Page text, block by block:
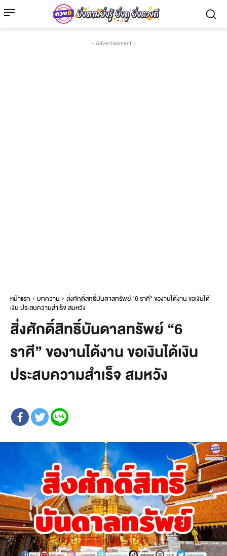
- Advertisement -
หน้าแรก บทความ
สิ่งศักดิ์สิทธิ์บันดาลทรัพย์ "6 ราศี" ของานได้งาน ขอเงินได้
เงิน ประสบความสำเร็จ สมหวัง
สิ่งศักดิ์สิทธิ์บันดาลทรัพย์ “6
ราศี” ของานได้งาน ขอเงินได้เงิน
ประสบความสำเร็จ สมหวัง